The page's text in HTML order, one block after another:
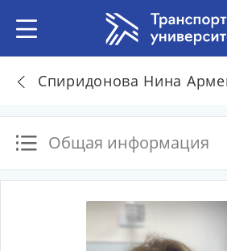
Спиридонова Нина
Общая информация